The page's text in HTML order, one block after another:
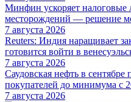
Минфин ускоряет налоговые
месторождений — решение
7 августа 2026
Reuters: Индия наращивает
готовится войти в
7 августа 2026
Саудовская нефть в сентябре
покупателей до минимума с
7 августа 2026